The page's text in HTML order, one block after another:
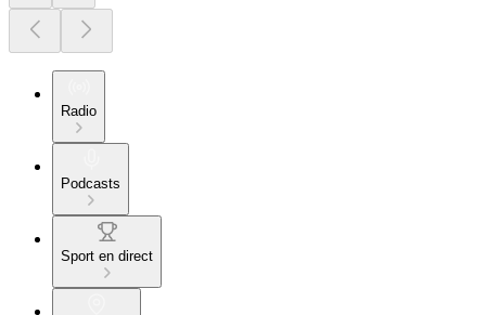
Radio
Podcasts
Sport en direct